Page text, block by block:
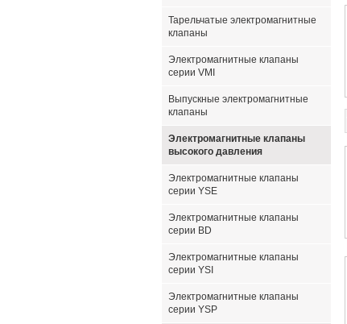
Тарельчатые электромагнитные
клапаны
Электромагнитные клапаны
серии VMI
Выпускные электромагнитные
клапаны
Электромагнитные клапаны
высокого давления
Электромагнитные клапаны
серии YSE
Электромагнитные клапаны
серии BD
Электромагнитные клапаны
серии YSI
Электромагнитные клапаны
серии YSP